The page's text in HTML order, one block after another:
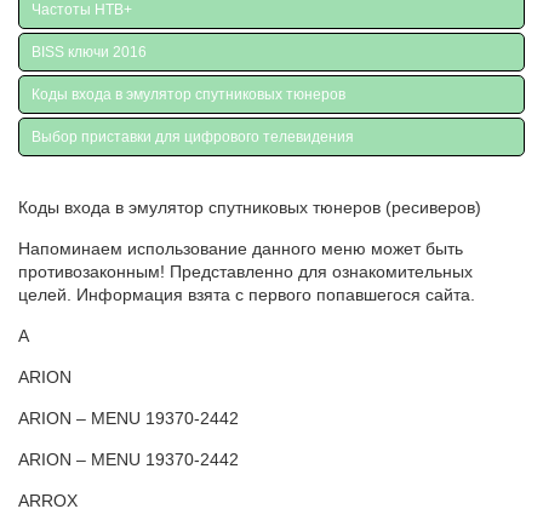
Частоты НТВ+
BISS ключи 2016
Коды входа в эмулятор спутниковых тюнеров
Выбор приставки для цифрового телевидения
Коды входа в эмулятор спутниковых тюнеров (ресиверов)
Напоминаем использование данного меню может быть
противозаконным! Представленно для ознакомительных
целей. Информация взята с первого попавшегося сайта.
А
ARION
ARION – MENU 19370-2442
ARION – MENU 19370-2442
ARROX